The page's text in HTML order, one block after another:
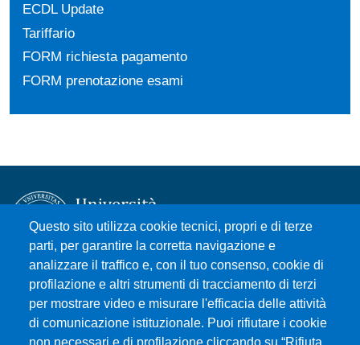
ECDL Update
Tariffario
FORM richiesta pagamento
FORM prenotazione esami
Questo sito utilizza cookie tecnici, propri e di terze
parti, per garantire la corretta navigazione e
analizzare il traffico e, con il tuo consenso, cookie di
profilazione e altri strumenti di tracciamento di terzi
per mostrare video e misurare l'efficacia delle attività
di comunicazione istituzionale. Puoi rifiutare i cookie
Università degli Studi di Messina
Piazza Pugliatti, 1 - 98122 Messina
Cod. Fiscale 80004070837